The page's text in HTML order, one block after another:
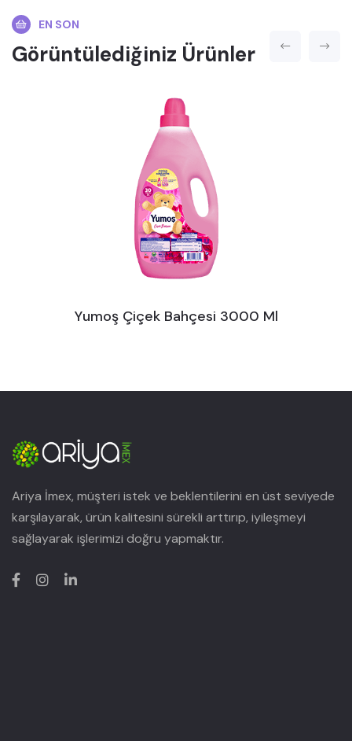
EN SON
Görüntülediğiniz Ürünler
Yumoş Çiçek Bahçesi 3000 Ml
Ariya İmex, müşteri istek ve beklentilerini en üst seviyede
karşılayarak, ürün kalitesini sürekli arttırıp, iyileşmeyi
sağlayarak işlerimizi doğru yapmaktır.